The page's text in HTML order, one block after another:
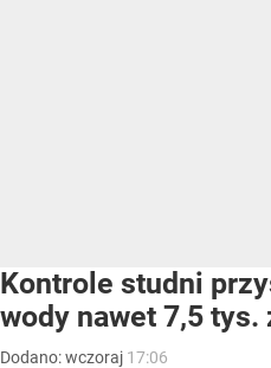
Kontrole studni
wody nawet 7,5 tys.
Dodano:wczoraj 17:06